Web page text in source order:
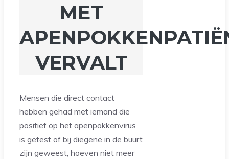
MET
VERVALT
Mensen die direct contact
hebben gehad met iemand die
positief op het apenpokkenvirus
is getest of bij diegene in de buurt
zijn geweest, hoeven niet meer